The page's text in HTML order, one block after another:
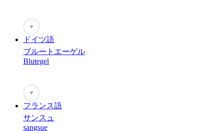
♥
ドイツ語
ブルートエーゲル
Blutegel
♥
フランス語
サンスュ
sangsue